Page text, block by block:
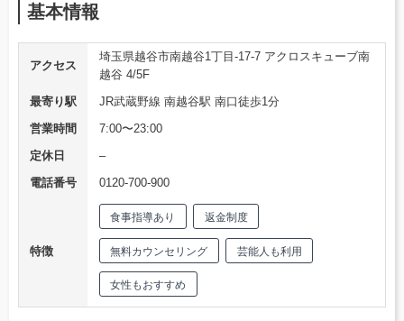
基本情報
アクセス
埼玉県越谷市南越谷1丁目-17-7 アクロスキューブ南
越谷 4/5F
最寄り駅
JR武蔵野線 南越谷駅 南口徒歩1分
営業時間
7:00〜23:00
定休日
–
電話番号
0120-700-900
特徴
食事指導あり 返金制度
無料カウンセリング 芸能人も利用
女性もおすすめ